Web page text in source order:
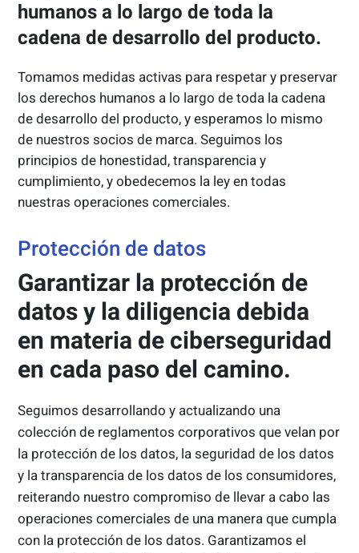
humanos a lo largo de toda la
cadena de desarrollo del producto.
Tomamos medidas activas para respetar y preservar
los derechos humanos a lo largo de toda la cadena
de desarrollo del producto, y esperamos lo mismo
de nuestros socios de marca. Seguimos los
principios de honestidad, transparencia y
cumplimiento, y obedecemos la ley en todas
nuestras operaciones comerciales.
Protección de datos
Garantizar la protección de
datos y la diligencia debida
en materia de ciberseguridad
en cada paso del camino.
Seguimos desarrollando y actualizando una
colección de reglamentos corporativos que velan por
la protección de los datos, la seguridad de los datos
y la transparencia de los datos de los consumidores,
reiterando nuestro compromiso de llevar a cabo las
operaciones comerciales de una manera que cumpla
con la protección de los datos. Garantizamos el